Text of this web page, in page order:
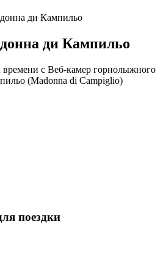
ди Кампильо
ди Кампильо
с Веб-камер горнолыжного
(Madonna di Campiglio)
поездки